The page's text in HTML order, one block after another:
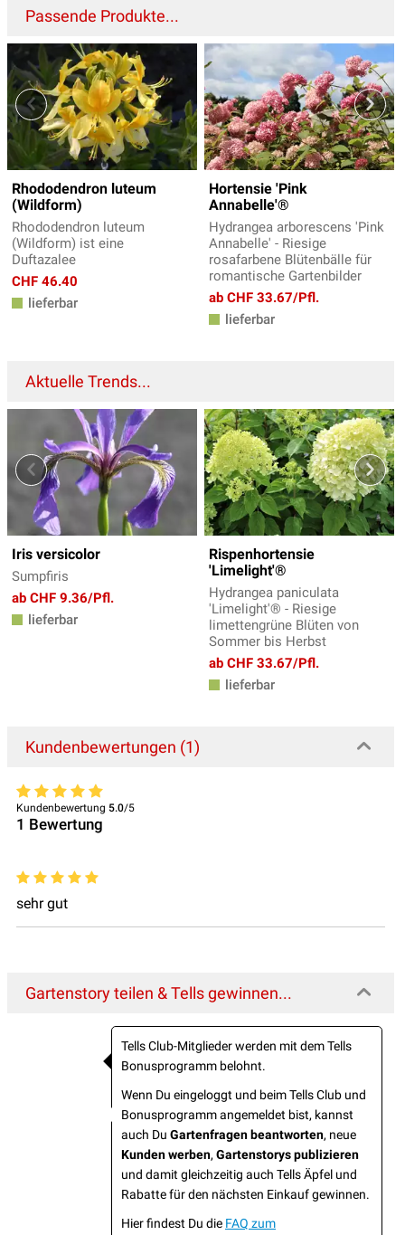
Passende Produkte...
Rhododendron luteum
(Wildform)
Rhododendron luteum
(Wildform) ist eine
Duftazalee
CHF 46.40
lieferbar
Hortensie 'Pink
Annabelle'®
Hydrangea arborescens 'Pink
Annabelle' - Riesige
rosafarbene Blütenbälle für
romantische Gartenbilder
ab CHF 33.67/Pfl.
lieferbar
Aktuelle Trends...
Iris versicolor
Sumpfiris
ab CHF 9.36/Pfl.
lieferbar
Rispenhortensie
'Limelight'®
Hydrangea paniculata
'Limelight'® - Riesige
limettengrüne Blüten von
Sommer bis Herbst
ab CHF 33.67/Pfl.
lieferbar
Kundenbewertungen (1)
Kundenbewertung 5.0/5
1 Bewertung
sehr gut
Gartenstory teilen & Tells gewinnen...
Tells Club-Mitglieder werden mit dem Tells
Bonusprogramm belohnt.
Wenn Du eingeloggt und beim Tells Club und
Bonusprogramm angemeldet bist, kannst
auch Du Gartenfragen beantworten, neue
Kunden werben, Gartenstorys publizieren
und damit gleichzeitig auch Tells Äpfel und
Rabatte für den nächsten Einkauf gewinnen.
Hier findest Du die FAQ zum